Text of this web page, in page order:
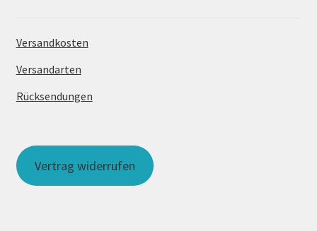
Versandkosten
Versandarten
Rücksendungen
Vertrag widerrufen